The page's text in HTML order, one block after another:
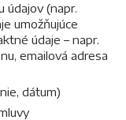
údajov (napr.
umožňujúce
údaje – napr.
emailová adresa
dátum)